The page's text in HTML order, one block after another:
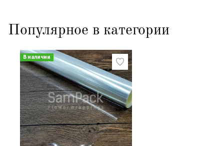
Популярное в категории
В наличии